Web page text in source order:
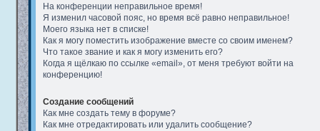
На конференции неправильное время!
Я изменил часовой пояс, но время всё равно неправильное!
Моего языка нет в списке!
Как я могу поместить изображение вместе со своим именем?
Что такое звание и как я могу изменить его?
Когда я щёлкаю по ссылке «email», от меня требуют войти на
конференцию!
Создание сообщений
Как мне создать тему в форуме?
Как мне отредактировать или удалить сообщение?